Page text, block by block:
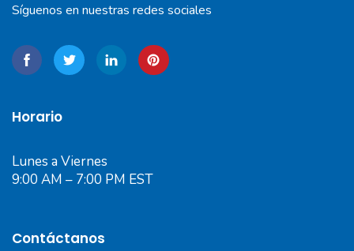
Síguenos en nuestras redes sociales
Horario
Lunes a Viernes
9:00 AM – 7:00 PM EST
Contáctanos